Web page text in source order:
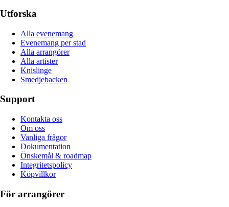
Utforska
Alla evenemang
Evenemang per stad
Alla arrangörer
Alla artister
Knislinge
Smedjebacken
Support
Kontakta oss
Om oss
Vanliga frågor
Dokumentation
Önskemål & roadmap
Integritetspolicy
Köpvillkor
För arrangörer